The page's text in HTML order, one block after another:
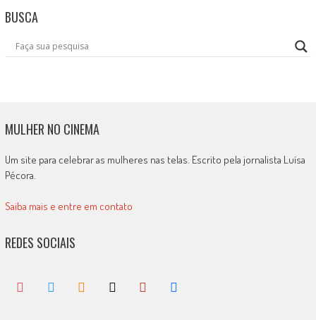
BUSCA
MULHER NO CINEMA
Um site para celebrar as mulheres nas telas. Escrito pela jornalista Luísa
Pécora.
Saiba mais e entre em contato
REDES SOCIAIS